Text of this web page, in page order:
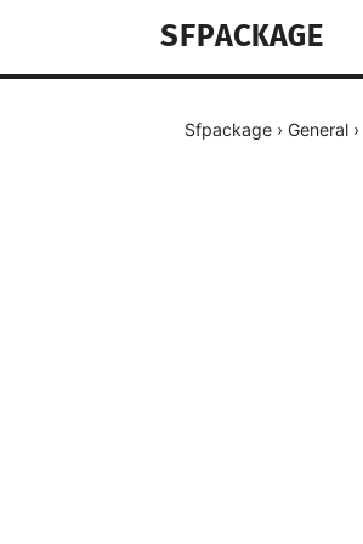
SFPACKAGE
Sfpackage › General ›